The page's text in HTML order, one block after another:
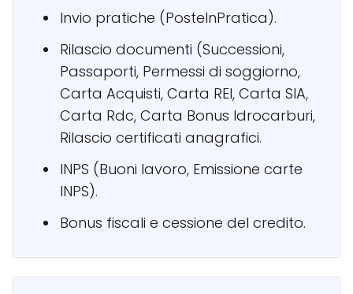
Invio pratiche (PosteInPratica).
Rilascio documenti (Successioni,
Passaporti, Permessi di soggiorno,
Carta Acquisti, Carta REI, Carta SIA,
Carta Rdc, Carta Bonus Idrocarburi,
Rilascio certificati anagrafici.
INPS (Buoni lavoro, Emissione carte
INPS).
Bonus fiscali e cessione del credito.